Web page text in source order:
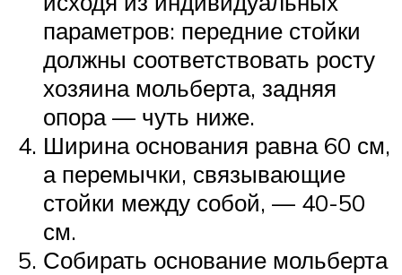
параметров: передние стойки
должны соответствовать росту
хозяина мольберта, задняя
опора — чуть ниже.
Ширина основания равна 60 см,
а перемычки, связывающие
стойки между собой, — 40-50
см.
Собирать основание мольберта